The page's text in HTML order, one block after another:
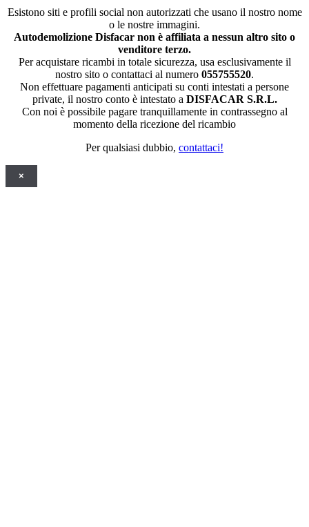
Esistono siti e profili social non autorizzati che usano il nostro nome
o le nostre immagini.
Autodemolizione Disfacar non è affiliata a nessun altro sito o
venditore terzo.
Per acquistare ricambi in totale sicurezza, usa esclusivamente il
nostro sito o contattaci al numero 055755520.
Non effettuare pagamenti anticipati su conti intestati a persone
private, il nostro conto è intestato a DISFACAR S.R.L.
Con noi è possibile pagare tranquillamente in contrassegno al
momento della ricezione del ricambio
Per qualsiasi dubbio, contattaci!
×